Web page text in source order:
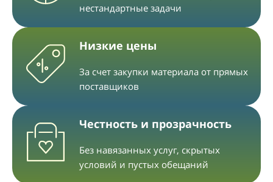
нестандартные задачи
Низкие цены
За счет закупки материала от прямых
поставщиков
Честность и прозрачность
Без навязанных услуг, скрытых
условий и пустых обещаний